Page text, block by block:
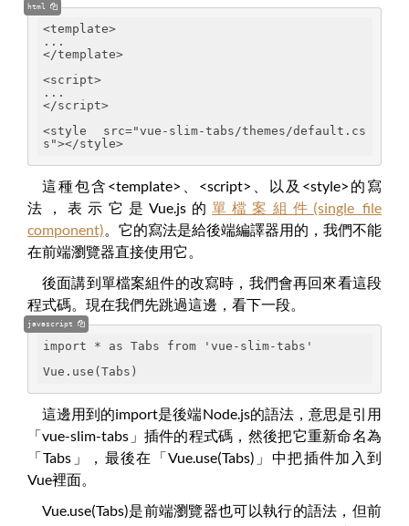
html
<template>
...
</template>
<script>
...
</script>
<style src="vue-slim-tabs/themes/default.cs
s"></style>
這種包含<template>、<script>、以及<style>的寫
法，表示它是Vue.js的單檔案組件(single file
component)。它的寫法是給後端編譯器用的，我們不能
在前端瀏覽器直接使用它。
後面講到單檔案組件的改寫時，我們會再回來看這段
程式碼。現在我們先跳過這邊，看下一段。
javascript
import * as Tabs from 'vue-slim-tabs'
Vue.use(Tabs)
這邊用到的import是後端Node.js的語法，意思是引用
「vue-slim-tabs」插件的程式碼，然後把它重新命名為
「Tabs」，最後在「Vue.use(Tabs)」中把插件加入到
Vue裡面。
Vue.use(Tabs)是前端瀏覽器也可以執行的語法，但前